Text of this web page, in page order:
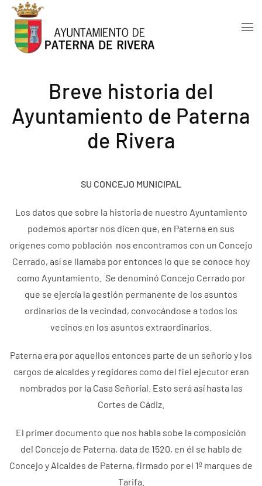
Skip to main content
Breve historia del
Ayuntamiento de Paterna
de Rivera
SU CONCEJO MUNICIPAL
Los datos que sobre la historia de nuestro Ayuntamiento
podemos aportar nos dicen que, en Paterna en sus
orígenes como población nos encontramos con un Concejo
Cerrado, así se llamaba por entonces lo que se conoce hoy
como Ayuntamiento. Se denominó Concejo Cerrado por
que se ejercía la gestión permanente de los asuntos
ordinarios de la vecindad, convocándose a todos los
vecinos en los asuntos extraordinarios.
Paterna era por aquellos entonces parte de un señorío y los
cargos de alcaldes y regidores como del fiel ejecutor eran
nombrados por la Casa Señorial. Esto será así hasta las
Cortes de Cádiz.
El primer documento que nos habla sobe la composición
del Concejo de Paterna, data de 1520, en él se habla de
Concejo y Alcaldes de Paterna, firmado por el 1º marques de
Tarifa.